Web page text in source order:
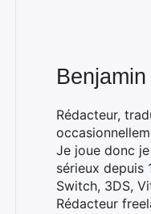
Rédacteur,
Je joue donc
sérieux depuis
Switch, 3DS,
Rédacteur